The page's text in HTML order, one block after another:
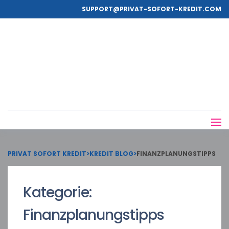
SUPPORT@PRIVAT-SOFORT-KREDIT.COM
PRIVAT SOFORT KREDIT>KREDIT BLOG>FINANZPLANUNGSTIPPS
Kategorie:
Finanzplanungstipps